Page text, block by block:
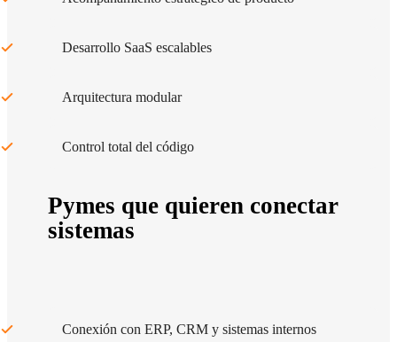
Desarrollo SaaS escalables
Arquitectura modular
Control total del código
Pymes que quieren conectar
sistemas
Conexión con ERP, CRM y sistemas internos